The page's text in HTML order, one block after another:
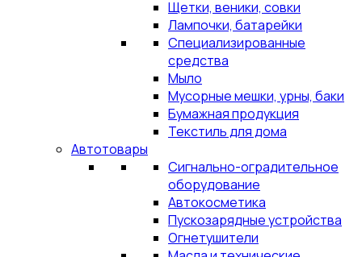
Щетки, веники, совки
Лампочки, батарейки
Специализированные
средства
Мыло
Мусорные мешки, урны, баки
Бумажная продукция
Текстиль для дома
Автотовары
Сигнально-оградительное
оборудование
Автокосметика
Пускозарядные устройства
Огнетушители